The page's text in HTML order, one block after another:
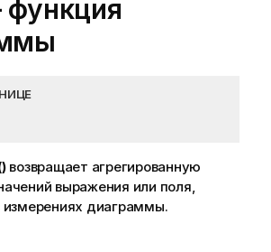
возвращает агрегированную
выражения или поля,
измерениях диаграммы.